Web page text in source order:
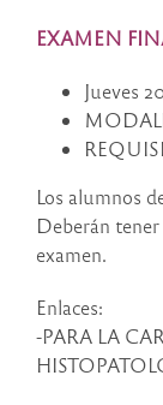
EXAMEN
Jueves
Los alumnos
Deberán
examen.
Enlaces:
-PARA LA